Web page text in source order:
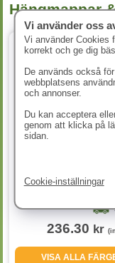
Hängmappar
236.30 kr
VISA ALLA
Vi använder oss
Vi använder Cookies
korrekt och ge dig
De används också
webbplatsens
och annonser.
Du kan acceptera
genom att klicka på
sidan.
Cookie-inställningar